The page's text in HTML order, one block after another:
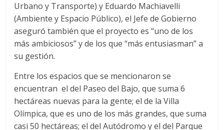
Urbano y Transporte) y Eduardo Machiavelli
(Ambiente y Espacio Público), el Jefe de Gobierno
aseguró también que el proyecto es “uno de los
más ambiciosos” y de los que “más entusiasman” a
su gestión.
Entre los espacios que se mencionaron se
encuentran el del Paseo del Bajo, que suma 6
hectáreas nuevas para la gente; el de la Villa
Olímpica, que es uno de los más grandes, que suma
casi 50 hectáreas; el del Autódromo y el del Parque